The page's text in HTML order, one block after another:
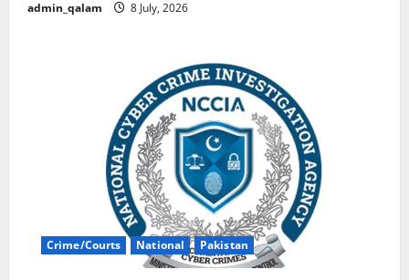
admin_qalam 8 July, 2026
Crime/Courts National Pakistan